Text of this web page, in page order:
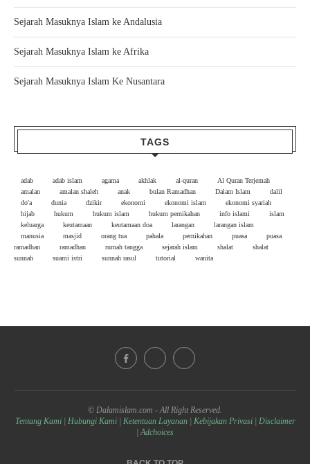
Sejarah Masuknya Islam ke Andalusia
Sejarah Masuknya Islam ke Afrika
Sejarah Masuknya Islam Ke Nusantara
TAGS
adab adab islam agama akhlak al-quran
Al Quran Terjemah
amalan
amalan shaleh anak bulan Ramadhan Dalam Islam
dalil
do'a
dunia dzikir ekonomi ekonomi islam
ekonomi syariah
hijab
hukum hukum islam hukum pernikahan info islami
islam
keluarga
keutamaan keutamaan doa larangan
larangan islam
manusia
masjid orang tua pahala pernikahan puasa
puasa
ramadhan
ramadhan rumah tangga sejarah islam shalat
shalat
sunnah
suami istri sunnah rasul tutorial wanita
© Dalamislam.com - All Right Reserved.
Tentang Kami
Hubungi Kami| Ketentuan Layanan| Kebijakan Privasi| Disclaimer
|Adchoices